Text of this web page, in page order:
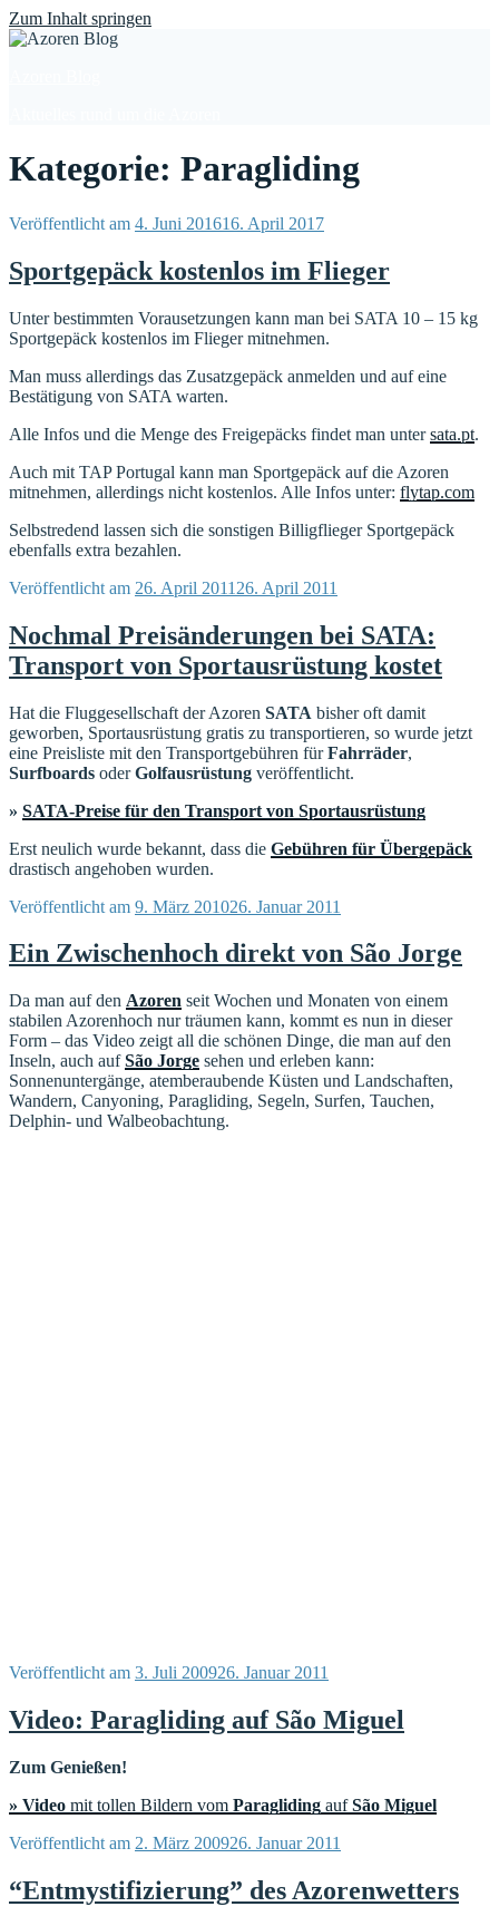
Zum Inhalt springen
Kategorie: Paragliding
Veröffentlicht am 4. Juni 201616. April 2017
Sportgepäck kostenlos im Flieger
Unter bestimmten Vorausetzungen kann man bei SATA 10 – 15 kg
Sportgepäck kostenlos im Flieger mitnehmen.
Man muss allerdings das Zusatzgepäck anmelden und auf eine
Bestätigung von SATA warten.
Alle Infos und die Menge des Freigepäcks findet man untersata.pt.
Auch mit TAP Portugal kann man Sportgepäck auf die Azoren
mitnehmen, allerdings nicht kostenlos. Alle Infos unter: flytap.com
Selbstredend lassen sich die sonstigen Billigflieger Sportgepäck
ebenfalls extra bezahlen.
Veröffentlicht am 26. April 2011 26. April 2011
Nochmal Preisänderungen bei SATA:
Transport von Sportausrüstung kostet
Hat die Fluggesellschaft der Azoren SATA bisher oft damit
geworben, Sportausrüstung gratis zu transportieren, so wurde jetzt
eine Preisliste mit den Transportgebühren fürFahrräder,
Surfboards oderGolfausrüstung veröffentlicht.
» SATA-Preise für den Transport von Sportausrüstung
Erst neulich wurde bekannt, dass die Gebühren für Übergepäck
drastisch angehoben wurden.
Veröffentlicht am 9. März 201026. Januar 2011
Ein Zwischenhoch direkt von São Jorge
Da man auf den Azoren seit Wochen und Monaten von einem
stabilen Azorenhoch nur träumen kann, kommt es nun in dieser
Form – das Video zeigt all die schönen Dinge, die man auf den
Inseln, auch aufSão Jorge sehen und erleben kann:
Sonnenuntergänge, atemberaubende Küsten und Landschaften,
Wandern, Canyoning, Paragliding, Segeln, Surfen, Tauchen,
Delphin- und Walbeobachtung.
Veröffentlicht am 3. Juli 200926. Januar 2011
Video: Paragliding auf São Miguel
Zum Genießen!
» Video mit tollen Bildern vom Paragliding aufSão Miguel
Veröffentlicht am 2. März 200926. Januar 2011
“Entmystifizierung” des Azorenwetters